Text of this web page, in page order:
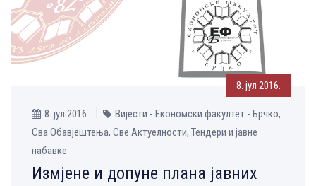
8. јул 2016.
8. јул 2016.
Вијести - Економски факултет - Брчко,
Сва Обавјештења, Све Aктуелности, Тендери и јавне
набавке
Измјене и допуне плана јавних